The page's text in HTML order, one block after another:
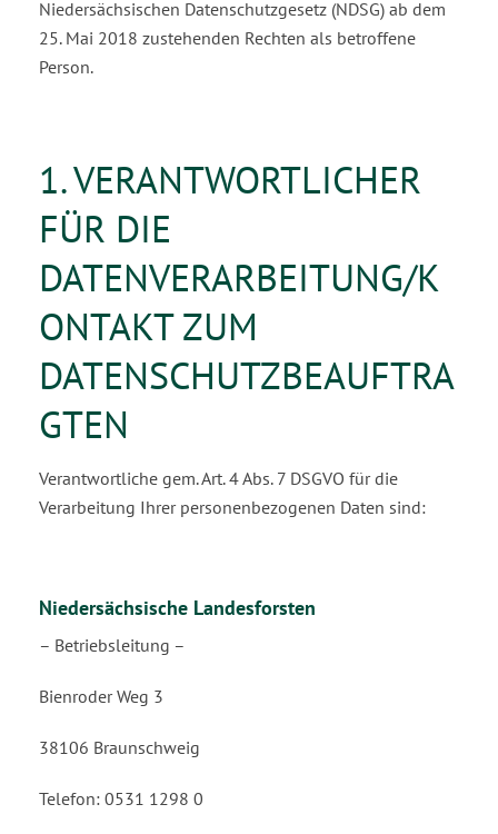
Niedersäch­sischen Datenschutzgesetz (NDSG) ab dem
25. Mai 2018 zustehenden Rechten als betroffene
Person.
1. VERANTWORTLICHER
FÜR DIE
DATENVERARBEITUNG/K
ONTAKT ZUM
DATENSCHUTZBEAUFTRA
GTEN
Verantwortliche gem. Art. 4 Abs. 7 DSGVO für die
Verarbeitung Ihrer personenbezogenen Daten sind:
Niedersächsische Landesforsten
– Betriebsleitung –
Bienroder Weg 3
38106 Braunschweig
Telefon: 0531 1298 0